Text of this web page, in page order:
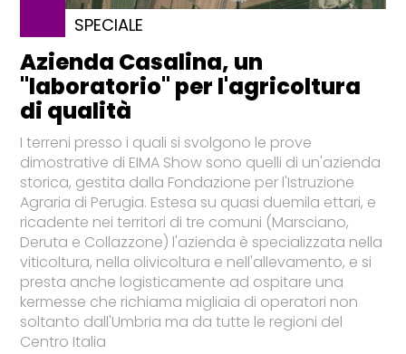
SPECIALE
Azienda Casalina, un
"laboratorio" per l'agricoltura
di qualità
I terreni presso i quali si svolgono le prove
dimostrative di EIMA Show sono quelli di un'azienda
storica, gestita dalla Fondazione per l'Istruzione
Agraria di Perugia. Estesa su quasi duemila ettari, e
ricadente nei territori di tre comuni (Marsciano,
Deruta e Collazzone) l'azienda è specializzata nella
viticoltura, nella olivicoltura e nell'allevamento, e si
presta anche logisticamente ad ospitare una
kermesse che richiama migliaia di operatori non
soltanto dall'Umbria ma da tutte le regioni del
Centro Italia